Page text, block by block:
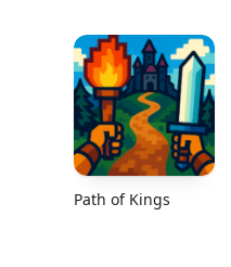
Path of Kings